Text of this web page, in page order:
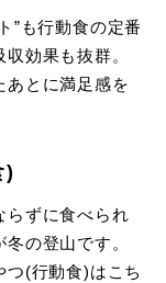
”も行動食の定番
効果も抜群。
あとに満足感を
)
らずに食べられ
の登山です。
つ(行動食)はこち